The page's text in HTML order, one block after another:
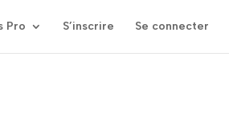
Pro S’inscrire Se connecter